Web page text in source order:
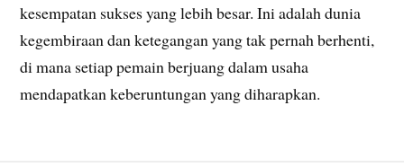
kesempatan sukses yang lebih besar. Ini adalah dunia
kegembiraan dan ketegangan yang tak pernah berhenti,
di mana setiap pemain berjuang dalam usaha
mendapatkan keberuntungan yang diharapkan.